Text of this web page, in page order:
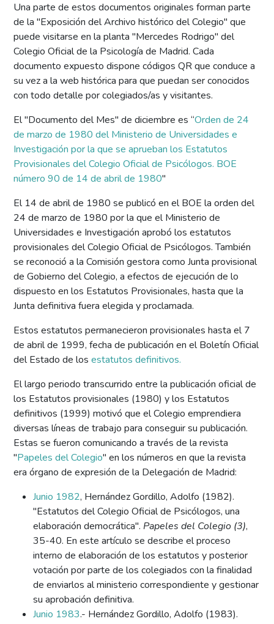
Una parte de estos documentos originales forman parte
de la "Exposición del Archivo histórico del Colegio" que
puede visitarse en la planta "Mercedes Rodrigo" del
Colegio Oficial de la Psicología de Madrid. Cada
documento expuesto dispone códigos QR que conduce a
su vez a la web histórica para que puedan ser conocidos
con todo detalle por colegiados/as y visitantes.
El "Documento del Mes" de diciembre es “Orden de 24
de marzo de 1980 del Ministerio de Universidades e
Investigación por la que se aprueban los Estatutos
Provisionales del Colegio Oficial de Psicólogos. BOE
número 90 de 14 de abril de 1980"
El 14 de abril de 1980 se publicó en el BOE la orden del
24 de marzo de 1980 por la que el Ministerio de
Universidades e Investigación aprobó los estatutos
provisionales del Colegio Oficial de Psicólogos. También
se reconoció a la Comisión gestora como Junta provisional
de Gobierno del Colegio, a efectos de ejecución de lo
dispuesto en los Estatutos Provisionales, hasta que la
Junta definitiva fuera elegida y proclamada.
Estos estatutos permanecieron provisionales hasta el 7
de abril de 1999, fecha de publicación en el Boletín Oficial
del Estado de losestatutos definitivos.
El largo periodo transcurrido entre la publicación oficial de
los Estatutos provisionales (1980) y los Estatutos
definitivos (1999) motivó que el Colegio emprendiera
diversas líneas de trabajo para conseguir su publicación.
Estas se fueron comunicando a través de la revista
"Papeles del Colegio" en los números en que la revista
era órgano de expresión de la Delegación de Madrid:
Junio 1982, Hernández Gordillo, Adolfo (1982).
"Estatutos del Colegio Oficial de Psicólogos, una
elaboración democrática". Papeles del Colegio (3),
35-40. En este artículo se describe el proceso
interno de elaboración de los estatutos y posterior
votación por parte de los colegiados con la finalidad
de enviarlos al ministerio correspondiente y gestionar
su aprobación definitiva.
Junio 1983.- Hernández Gordillo, Adolfo (1983).